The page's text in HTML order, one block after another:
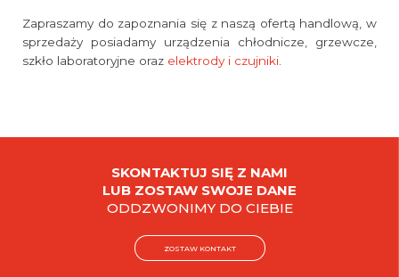
Zapraszamy do zapoznania się z naszą ofertą handlową, w
sprzedaży posiadamy urządzenia chłodnicze, grzewcze,
szkło laboratoryjne oraz elektrody i czujniki
SKONTAKTUJ SIĘ Z NAMI
LUB ZOSTAW SWOJE DANE
ODDZWONIMY DO CIEBIE
ZOSTAW KONTAKT